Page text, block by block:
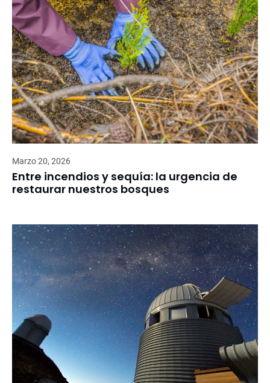
Marzo 20, 2026
Entre incendios y sequía: la urgencia de
restaurar nuestros bosques